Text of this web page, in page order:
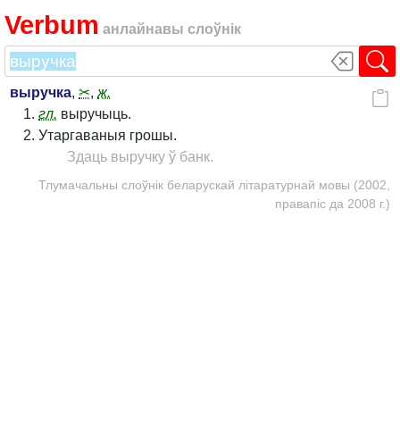
Verbum анлайнавы слоўнік
выручка, ✂, ж.
гл. выручыць.
Утаргаваныя грошы.
Здаць выручку ў банк.
Тлумачальны слоўнік беларускай літаратурнай мовы (2002,
правапіс да 2008 г.)